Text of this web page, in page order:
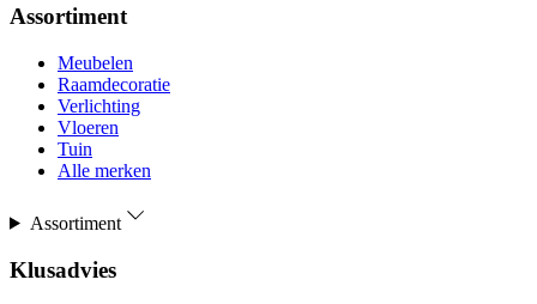
Assortiment
Meubelen
Raamdecoratie
Verlichting
Vloeren
Tuin
Alle merken
Assortiment
Klusadvies